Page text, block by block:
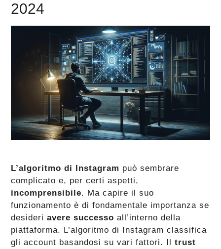
2024
L’algoritmo di Instagram può sembrare
complicato e, per certi aspetti,
incomprensibile. Ma capire il suo
funzionamento è di fondamentale importanza se
desideri avere successo all’interno della
piattaforma. L’algoritmo di Instagram classifica
gli account basandosi su vari fattori. Iltrust